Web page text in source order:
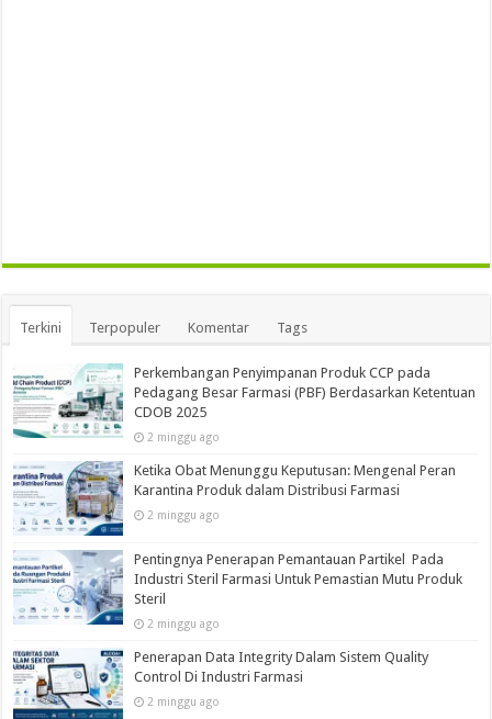
Terkini Terpopuler Komentar Tags
Perkembangan Penyimpanan Produk CCP pada
Pedagang Besar Farmasi (PBF) Berdasarkan Ketentuan
CDOB 2025
2 minggu ago
Ketika Obat Menunggu Keputusan: Mengenal Peran
Karantina Produk dalam Distribusi Farmasi
2 minggu ago
Pentingnya Penerapan Pemantauan Partikel Pada
Industri Steril Farmasi Untuk Pemastian Mutu Produk
Steril
2 minggu ago
Penerapan Data Integrity Dalam Sistem Quality
Control Di Industri Farmasi
2 minggu ago